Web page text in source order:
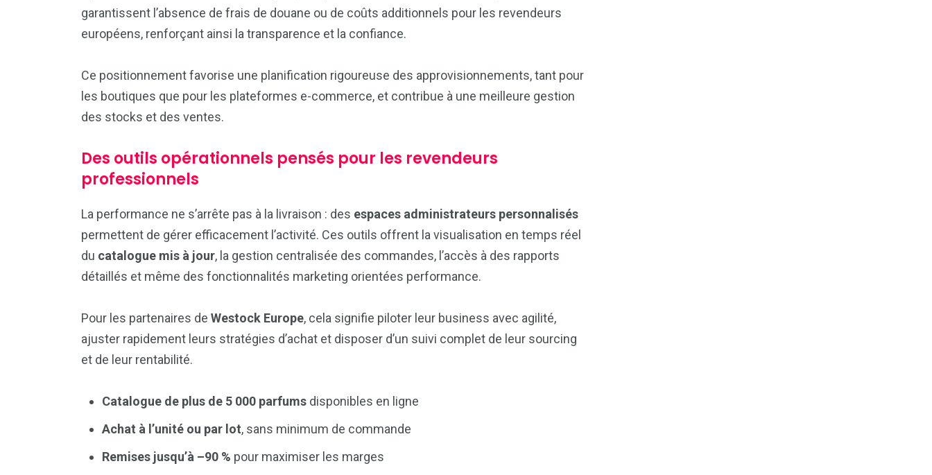
garantissent l’absence de frais de douane ou de coûts additionnels pour les revendeurs
européens, renforçant ainsi la transparence et la confiance.
Ce positionnement favorise une planification rigoureuse des approvisionnements, tant pour
les boutiques que pour les plateformes e-commerce, et contribue à une meilleure gestion
des stocks et des ventes.
Des outils opérationnels pensés pour les revendeurs
professionnels
La performance ne s’arrête pas à la livraison : des espaces administrateurs personnalisés
permettent de gérer efficacement l’activité. Ces outils offrent la visualisation en temps réel
du catalogue mis à jour, la gestion centralisée des commandes, l’accès à des rapports
détaillés et même des fonctionnalités marketing orientées performance.
Pour les partenaires de Westock Europe, cela signifie piloter leur business avec agilité,
ajuster rapidement leurs stratégies d’achat et disposer d’un suivi complet de leur sourcing
et de leur rentabilité.
Catalogue de plus de 5 000 parfums disponibles en ligne
Achat à l’unité ou par lot, sans minimum de commande
Remises jusqu’à –90 % pour maximiser les marges